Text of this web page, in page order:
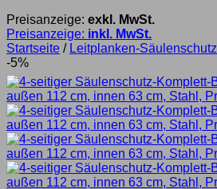
Preisanzeige: exkl. MwSt.
Preisanzeige: inkl. MwSt.
Startseite / Leitplanken-Säulenschutz
-5%